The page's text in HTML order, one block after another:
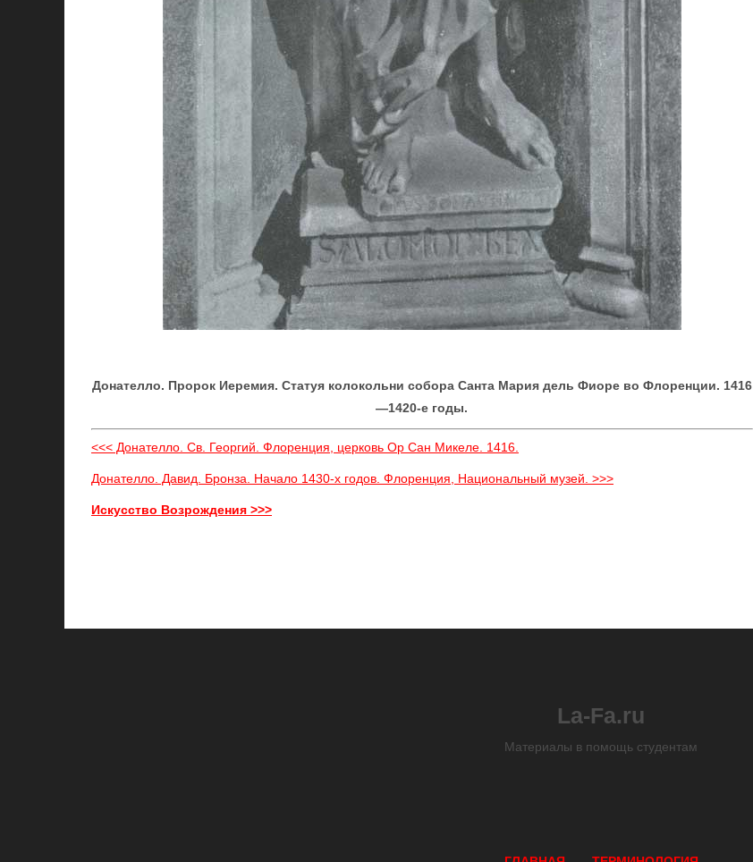
Донателло. Пророк Иеремия. Статуя колокольни собора Санта Мария дель Фиоре во Флоренции. 1416
—1420-е годы.
<<< Донателло. Св. Георгий. Флоренция, церковь Ор Сан Микеле. 1416.
Донателло. Давид. Бронза. Начало 1430-х годов. Флоренция, Национальный музей. >>>
Искусство Возрождения >>>
La-Fa.ru
Материалы в помощь студентам